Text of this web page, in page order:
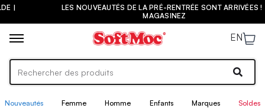
LES NOUVEAUTÉS DE LA PRÉ-RENTRÉE SONT ARRIVÉES ! |
MAGASINEZ
EN
Nouveautés Femme Homme Enfants Marques Soldes